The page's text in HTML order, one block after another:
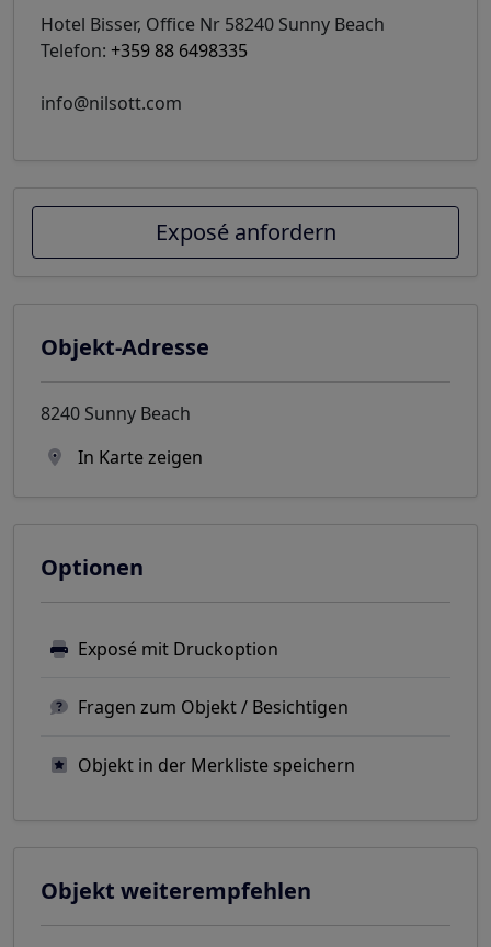
Hotel Bisser, Office Nr 58240 Sunny Beach
Telefon: +359 88 6498335
info@nilsott.com
Exposé anfordern
Objekt-Adresse
8240 Sunny Beach
In Karte zeigen
Optionen
Exposé mit Druckoption
Fragen zum Objekt / Besichtigen
Objekt in der Merkliste speichern
Objekt weiterempfehlen